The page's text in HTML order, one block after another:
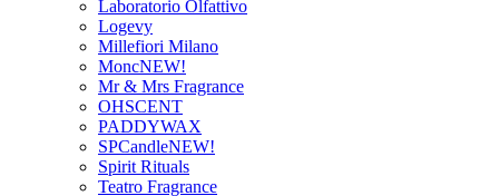
Laboratorio Olfattivo
Logevy
Millefiori Milano
MoncNEW!
Mr & Mrs Fragrance
OHSCENT
PADDYWAX
SPCandleNEW!
Spirit Rituals
Teatro Fragrance